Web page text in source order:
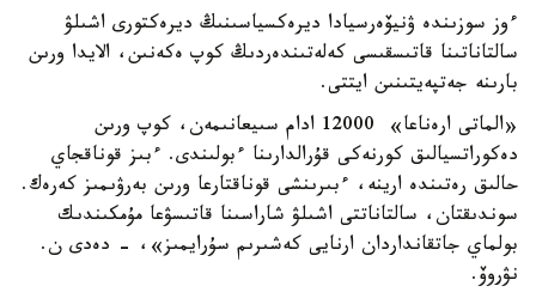
ءوز سوزىندە ۋنيۆەرسيادا ديرەكسياسىنىڭ ديرەكتورى اشىلۋ
سالتاناتىنا قاتىسقىسى كەلەتىندەردىڭ كوپ ەكەنىن، الايدا ورىن
بارىنە جەتپەيتىنىن ايتتى.
«الماتى ارەناعا» 12000 ادام سىيعانىمەن، كوپ ورىن
دەكوراتسيالىق كورنەكى قۇرالدارىنا ءبولىندى. ءبىز قوناقجاي
حالىق رەتىندە ارينە، ءبىرىنشى قوناقتارعا ورىن بەرۋىمىز كەرەك.
سوندىقتان، سالتاناتتى اشىلۋ شاراسىنا قاتىسۋعا مۇمكىندىك
بولماي جاتقانداردان ارنايى كەشىرىم سۇرايمىز»، - دەدى ن.
نۋروۆ.